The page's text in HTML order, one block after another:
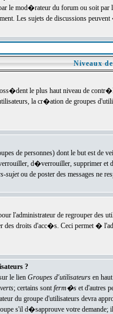
mod�rateur du forum ou soit par
Les sujets de discussions
Niveaux
le plus haut niveau de
la cr�ation de groupes
de personnes) dont le but est de
d�verrouiller, supprimer
sujetou de poster des messages ne
l'administrateur de regrouper des
des droits d'acc�s. Ceci permet
?
le lien Groupes d'utilisateursen haut
; certains sontferm�set d'autres
du groupe d'utilisateurs devra
s'il d�sapprouve votre demande;